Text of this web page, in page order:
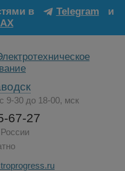
в Telegram
и
9-30 до 18-00, мск
67-27